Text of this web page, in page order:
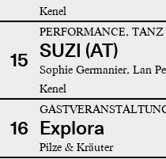
Kenel
15
PERFORMANCE, TANZ
SUZI (AT)
Sophie Germanier, Lan
Kenel
16 Explora
Pilze & Kräuter